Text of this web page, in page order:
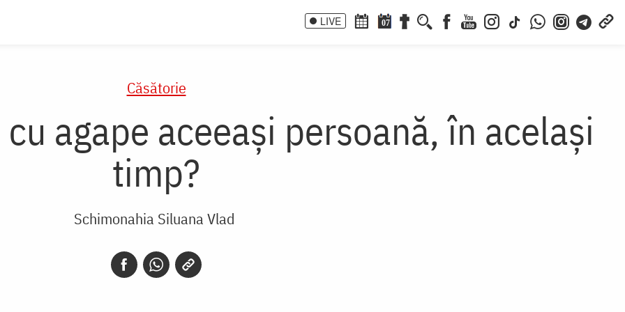
LIVE 07
Căsătorie
agape aceeași persoană, în același
timp?
Schimonahia Siluana Vlad